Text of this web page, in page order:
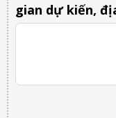
gian dự kiến,